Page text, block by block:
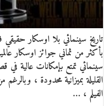
تاريخ سينمائي بلا اوسكار حقيقي
بأكثر من ثماني جوائز اوسكار
سينمائي تمتع بإمكانات عالية في
القليلة بميزانية محدودة ،
الفيلم ، …